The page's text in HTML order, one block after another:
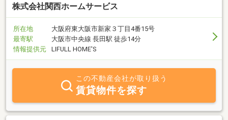
株式会社関西ホームサービス
所在地
大阪府東大阪市新家３丁目4番15号
最寄駅
大阪市中央線 長田駅 徒歩14分
情報提供元
LIFULL HOME'S
この不動産会社が取り扱う
賃貸物件を探す